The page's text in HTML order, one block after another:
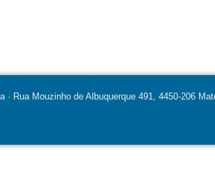
Rua Mouzinho de Albuquerque 491, 4450-206